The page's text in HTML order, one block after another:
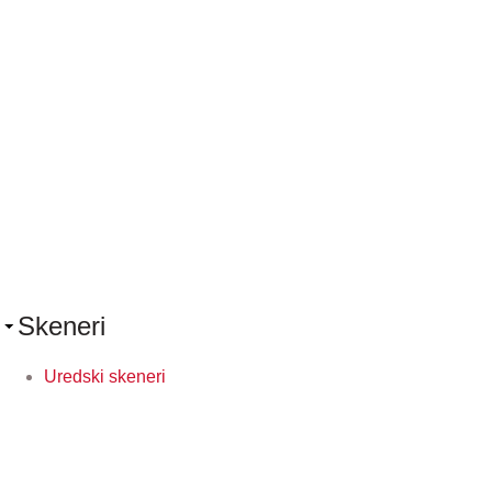
Skeneri
Uredski skeneri